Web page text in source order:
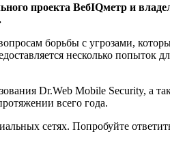
проекта ВебIQметр и
борьбы с угрозами,
несколько попыток
Dr.Web Mobile Security, а
всего года.
сетях. Попробуйте